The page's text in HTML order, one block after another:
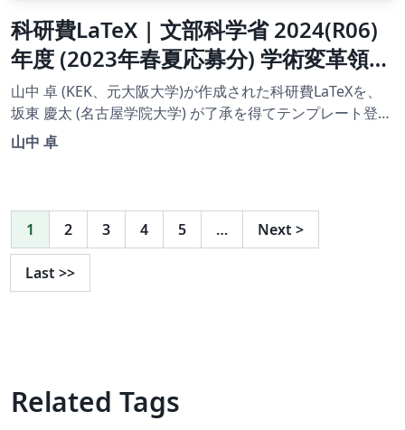
科研費LaTeX | 文部科学省 2024(R06)
年度 (2023年春夏応募分) 学術変革領域
研究 | 学術変革領域研究(B) (領域計画
書（全体版)) | 2023.04.21
山中 卓 (KEK、元大阪大学)が作成された科研費LaTeXを、
坂東 慶太 (名古屋学院大学) が了承を得てテンプレート登録
しています。 詳細はこちら↓をご確認ください。
山中 卓
1 2 3 4 5 … Next >
Last >>
Related Tags